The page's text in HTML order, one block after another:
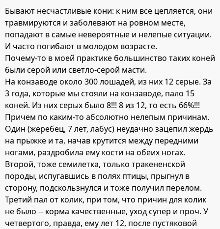
Бывают несчастливые кони: к ним все цепляется, они
травмируются и заболевают на ровном месте,
попадают в самые невероятные и нелепые ситуации.
И часто погибают в молодом возрасте.
Почему-то в моей практике большинство таких коней
были серой или светло-серой масти.
На конзаводе около 300 лошадей, из них 12 серые. За
3 года, которые мы стояли на конзаводе, пало 15
коней. Из них серых было 8!!! 8 из 12, то есть 66%!!!
Причем по каким-то абсолютно нелепым причинам.
Один (жеребец, 7 лет, лабус) неудачно зацепил жердь
на прыжке и та, начав крутится между передними
ногами, раздробила ему кости на обеих ногах.
Второй, тоже семилетка, только тракененской
породы, испугавшись в полях птицы, прыгнул в
сторону, подскользнулся и тоже получил перелом.
Третий пал от колик, при том, что причин для колик
не было -- корма качественные, уход супер и проч. У
четвертого, правда, ему лет 12, после пустяковой